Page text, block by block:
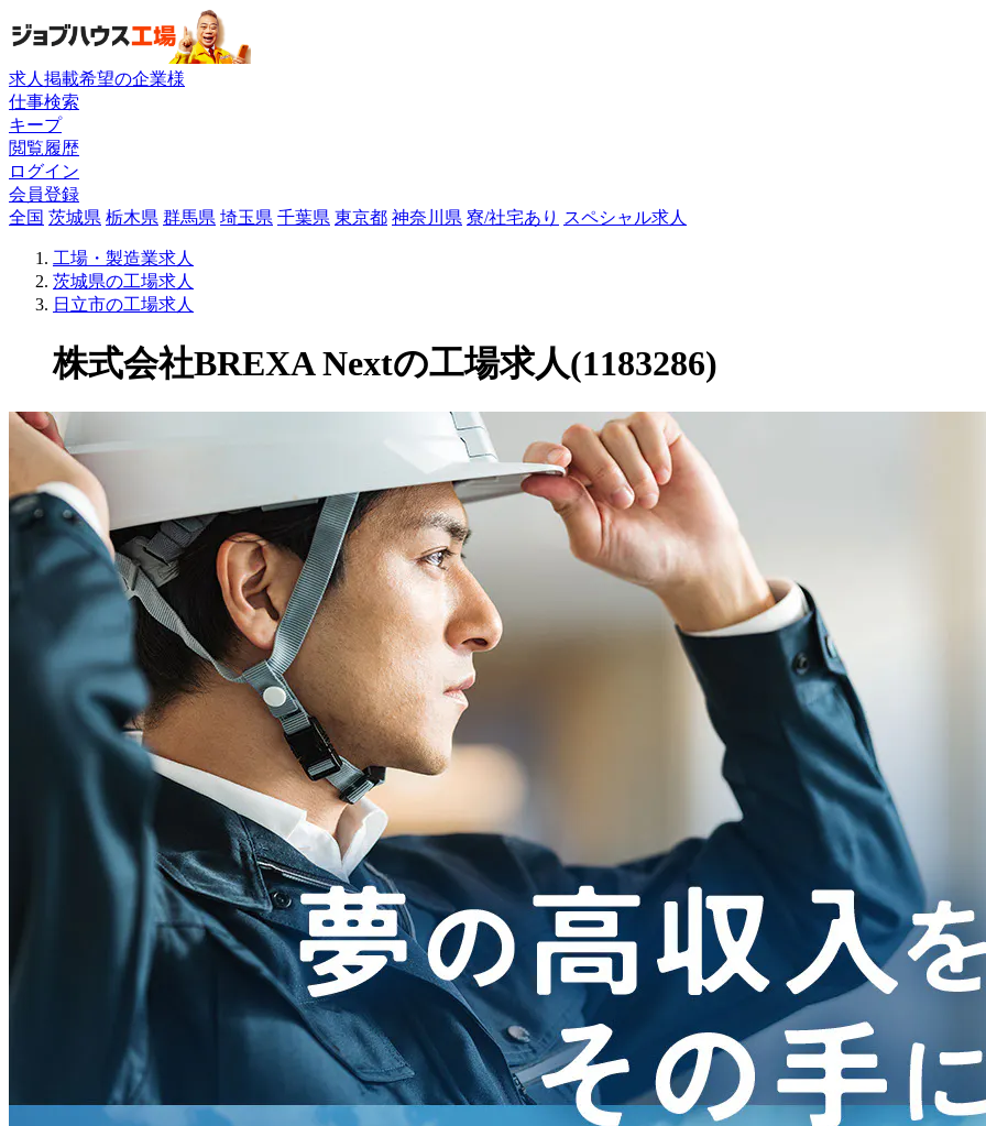
求人掲載希望の企業様
仕事検索
キープ
閲覧履歴
ログイン
会員登録
全国 茨城県 栃木県 群馬県 埼玉県 千葉県 東京都 神奈川県 寮/社宅あり スペシャル求人
工場・製造業求人
茨城県の工場求人
日立市の工場求人
株式会社BREXA Nextの工場求人(1183286)